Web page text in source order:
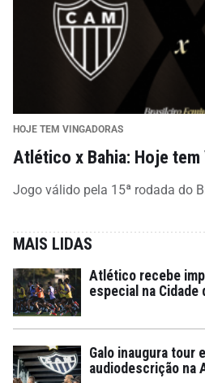
HOJE TEM VINGADORAS
Atlético x Bahia: Hoje tem
Jogo válido pela 15ª rodada do
MAIS LIDAS
Atlético recebe
especial na Cidade
Galo inaugura tour
audiodescrição na